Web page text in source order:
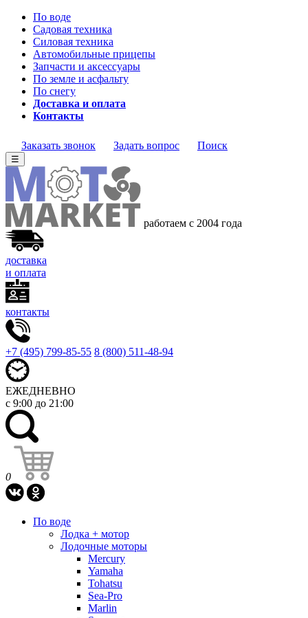
По воде
Садовая техника
Силовая техника
Автомобильные прицепы
Запчасти и аксессуары
По земле и асфальту
По снегу
Доставка и оплата
Контакты
Заказать звонок Задать вопрос Поиск
☰
работаем с 2004 года
доставка
и оплата
контакты
+7 (495) 799-85-55 8 (800) 511-48-94
ЕЖЕДНЕВНО
с 9:00 до 21:00
0
По воде
Лодка + мотор
Лодочные моторы
Mercury
Yamaha
Tohatsu
Sea-Pro
Marlin